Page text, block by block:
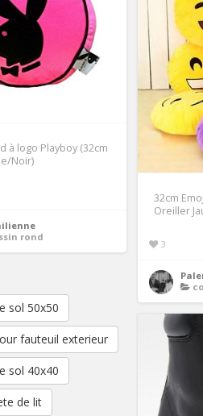
à logo Playboy (32cm
Noir)
rond
32cm
Oreiller
3
sol 50x50
fauteuil exterieur
sol 40x40
de lit